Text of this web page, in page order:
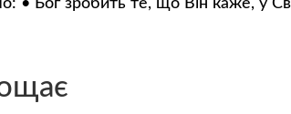
• Бог зробить те, що Він каже, у